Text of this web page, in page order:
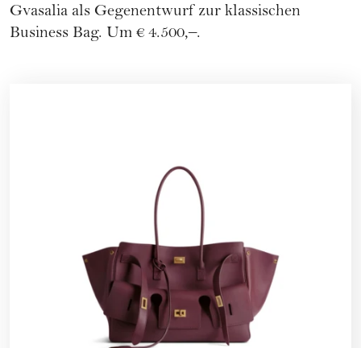
Gvasalia als Gegenentwurf zur klassischen
Business Bag. Um € 4.500,–.